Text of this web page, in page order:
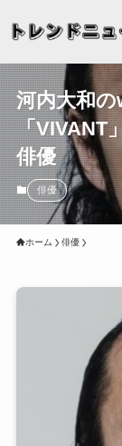
河内大和
「VIVANT
俳優
俳優
ホーム 俳優